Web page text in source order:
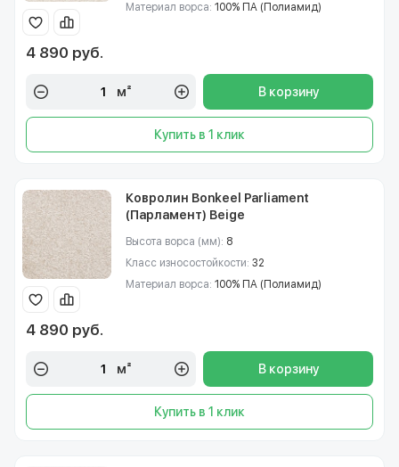
Материал ворса: 100% ПА (Полиамид)
4 890 руб.
м² В корзину
Купить в 1 клик
Ковролин Bonkeel Parliament
(Парламент) Beige
Высота ворса (мм): 8
Класс износостойкости: 32
Материал ворса: 100% ПА (Полиамид)
4 890 руб.
м² В корзину
Купить в 1 клик